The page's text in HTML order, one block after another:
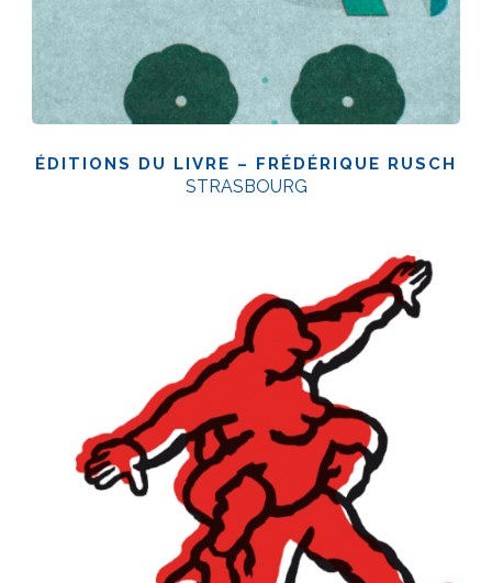
ÉDITIONS DU LIVRE – FRÉDÉRIQUE RUSCH
STRASBOURG